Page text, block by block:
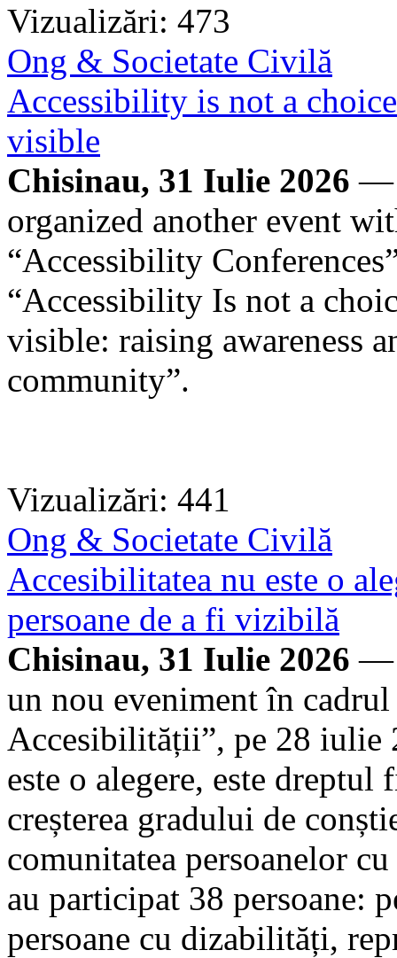
Vizualizări: 473
Ong & Societate Civilă
Accessibility is not a
visible
Chisinau, 31 Iulie 2026 —
organized another event
“Accessibility
“Accessibility Is not a
visible: raising awareness
community”.
Vizualizări: 441
Ong & Societate Civilă
Accesibilitatea nu este o
persoane de a fi vizibilă
Chisinau, 31 Iulie 2026 —
un nou eveniment în
Accesibilității”, pe 28 iulie
este o alegere, este
creșterea gradului de
comunitatea persoanelor
au participat 38 persoane:
persoane cu dizabilități,